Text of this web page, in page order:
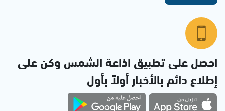
احصل على تطبيق اذاعة الشمس وكن على
إطلاع دائم بالأخبار أولاً بأول